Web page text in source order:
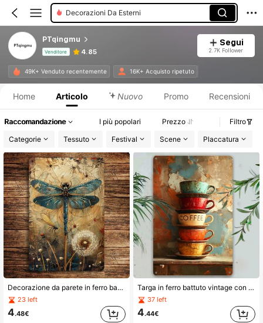
Ornamenti Decorativi Da Appendere
PTqingmu
Venditore 4.85
Segui
2.7K Follower
49K+ Venduto recentemente 16K+ Acquisto ripetuto
Home Articolo Nuovo Promo Recensioni
Raccomandazione I più popolari Prezzo
Filtro
Categorie
Tessuto Festival Scene Placcatura
Decorazione da parete in ferro battuto retrò con fiori primaverili, dente di leone e libellula, adatta per casa, bar, caffè, soggiorno, regalo, stile a fori casuali
23 left
4.48€
Targa in ferro battuto vintage con tazza di caffè impilata - Opera d'arte decorativa da parete per casa, fattoria, bar, ristorante, caffetteria, giardino, regalo per le feste, uso interno/esterno, stile a fori casuali
37 left
4.44€